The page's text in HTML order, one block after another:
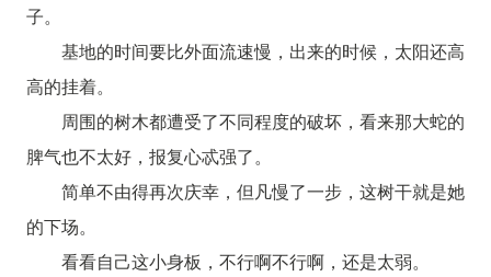
子。
基地的时间要比外面流速慢，出来的时候，太阳还高
高的挂着。
周围的树木都遭受了不同程度的破坏，看来那大蛇的
脾气也不太好，报复心忒强了。
简单不由得再次庆幸，但凡慢了一步，这树干就是她
的下场。
看看自己这小身板，不行啊不行啊，还是太弱。